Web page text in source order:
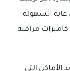
غاية السهولة
مراقبة
التي